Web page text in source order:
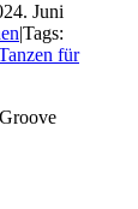
24. Juni
|Tags:
für